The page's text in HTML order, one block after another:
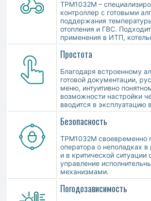
ТРМ1032М –
контроллер с готовыми
поддержания
отопления и ГВС.
применения в ИТП,
Простота
Благодаря встроенному
готовой документации,
меню, интуитивно
возможности настройки
вводится в эксплуатацию
Безопасность
ТРМ1032М своевременно
оператора о неполадках
и в критической ситуации
управление
механизмами.
Погодозависимость